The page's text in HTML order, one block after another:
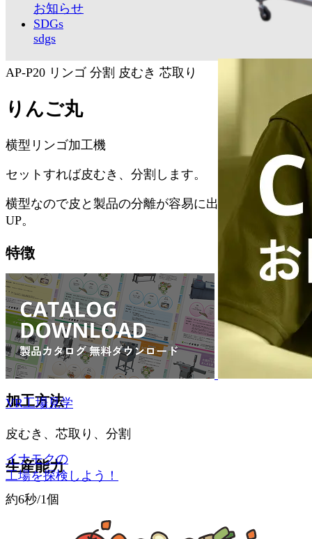
お知らせ
SDGs
sdgs
VR工場見学
イナモクの
工場を探検しよう！
AP-P20 リンゴ 分割 皮むき 芯取り
りんご丸
横型リンゴ加工機
セットすれば皮むき、分割します。
横型なので皮と製品の分離が容易に出来、作業性
UP。
特徴
材料投入で皮剥き・芯抜き・分割。
分別排出で手直し不要。
対応食材
リンゴ
加工方法
皮むき、芯取り、分割
生産能力
約6秒/1個